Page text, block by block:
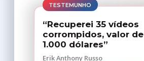
TESTEMUNHO
“Recuperei 35 vídeos
corrompidos, valor de
1.000 dólares”
Erik Anthony Russo